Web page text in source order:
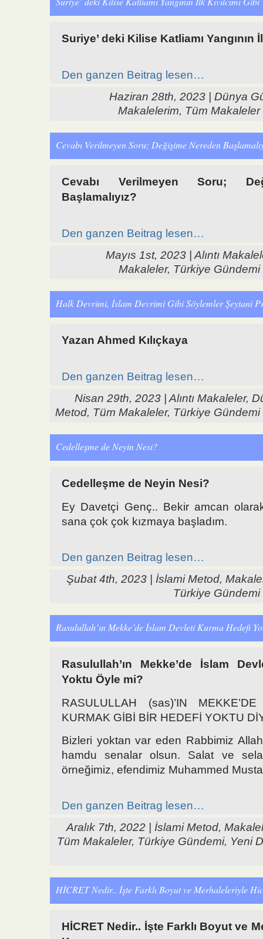
Suriye’ deki Kilise Katliamı Yangının
Den ganzen Beitrag lesen…
Haziran 28th, 2023 | Dünya
Makalelerim, Tüm Makaleler
Cevabı Verilmeyen Soru; Değişime Nereden
Cevabı Verilmeyen Soru;
Başlamalıyız?
Den ganzen Beitrag lesen…
Mayıs 1st, 2023 | Alıntı
Makaleler, Türkiye Gündemi
Halk Devrimi, İslam Devrimi Gibi Söylemler Şeytani
Yazan Ahmed Kılıçkaya
Den ganzen Beitrag lesen…
Nisan 29th, 2023 | Alıntı Makaleler,
Metod, Tüm Makaleler, Türkiye Gündemi
Cedelleşme de Neyin Nesi?
Cedelleşme de Neyin Nesi?
Ey Davetçi Genç.. Bekir amcan
sana çok çok kızmaya başladım.
Den ganzen Beitrag lesen…
Şubat 4th, 2023 | İslami Metod,
Türkiye Gündemi
Rasulullah’ın Mekke’de İslam Devleti Kurma Hedefi
Rasulullah’ın Mekke’de İslam
Yoktu Öyle mi?
RASULULLAH (sas)’IN
KURMAK GİBİ BİR HEDEFİ YOKTU
Bizleri yoktan var eden Rabbimiz
hamdu senalar olsun. Salat ve
örneğimiz, efendimiz Muhammed
Den ganzen Beitrag lesen…
Aralık 7th, 2022 | İslami Metod,
Tüm Makaleler, Türkiye Gündemi, Yeni
HİCRET Nedir.. İşte Farklı Boyut ve Merhaleleriyle
HİCRET Nedir.. İşte Farklı Boyut ve